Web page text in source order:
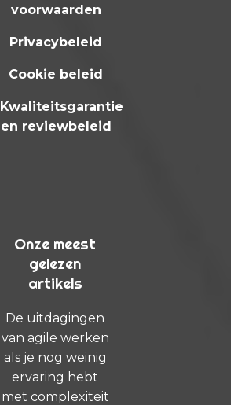
voorwaarden
Privacybeleid
Cookie beleid
Kwaliteitsgarantie
en reviewbeleid
Onze meest
gelezen
artikels
De uitdagingen
van agile werken
als je nog weinig
ervaring hebt
met complexiteit